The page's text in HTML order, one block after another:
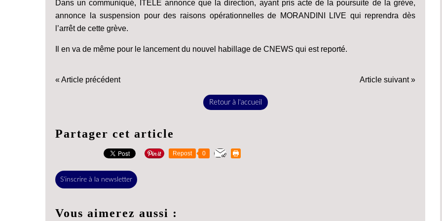
Dans un communiqué, ITELE annonce que la direction, ayant pris acte de la poursuite de la grève,
annonce la suspension pour des raisons opérationnelles de MORANDINI LIVE qui reprendra dès
l’arrêt de cette grève.
Il en va de même pour le lancement du nouvel habillage de CNEWS qui est reporté.
« Article précédent Article suivant »
Retour à l'accueil
Partager cet article
Repost 0
S'inscrire à la newsletter
Vous aimerez aussi :